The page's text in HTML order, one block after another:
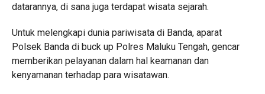
datarannya, di sana juga terdapat wisata sejarah.
Untuk melengkapi dunia pariwisata di Banda, aparat
Polsek Banda di buck up Polres Maluku Tengah, gencar
memberikan pelayanan dalam hal keamanan dan
kenyamanan terhadap para wisatawan.